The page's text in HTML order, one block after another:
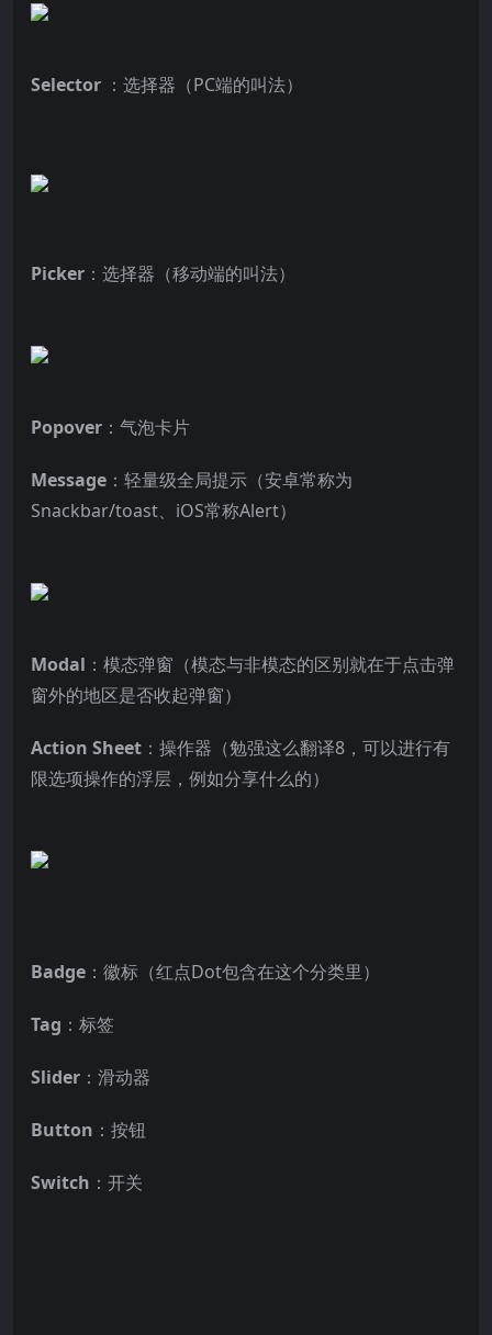
Selector ：选择器（PC端的叫法）
Picker ：选择器（移动端的叫法）
Popover ：气泡卡片
Message ：轻量级全局提示（安卓常称为
Snackbar/toast、iOS常称Alert）
Modal ：模态弹窗（模态与非模态的区别就在于点击弹
窗外的地区是否收起弹窗）
Action Sheet ：操作器（勉强这么翻译8，可以进行有
限选项操作的浮层，例如分享什么的）
Badge ：徽标（红点Dot包含在这个分类里）
Tag ：标签
Slider ：滑动器
Button ：按钮
Switch ：开关